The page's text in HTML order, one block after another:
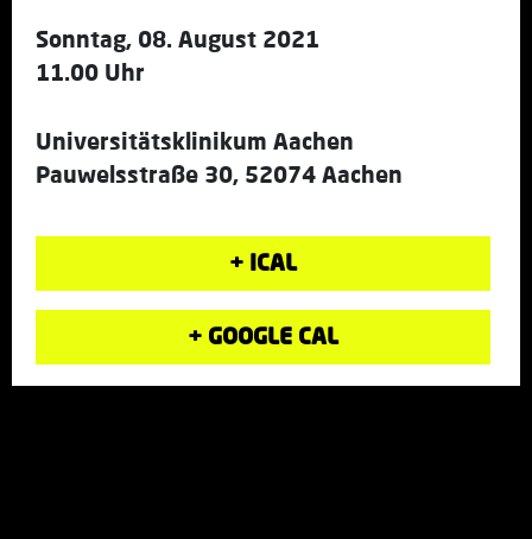
Sonntag, 08. August 2021
11.00 Uhr
Universitätsklinikum Aachen
Pauwelsstraße 30, 52074 Aachen
+ ICAL
+ GOOGLE CAL